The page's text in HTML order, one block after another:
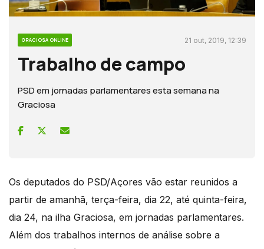
GRACIOSA ONLINE 21 out, 2019, 12:39
Trabalho de campo
PSD em jornadas parlamentares esta semana na
Graciosa
Os deputados do PSD/Açores vão estar reunidos a
partir de amanhã, terça-feira, dia 22, até quinta-feira,
dia 24, na ilha Graciosa, em jornadas parlamentares.
Além dos trabalhos internos de análise sobre a